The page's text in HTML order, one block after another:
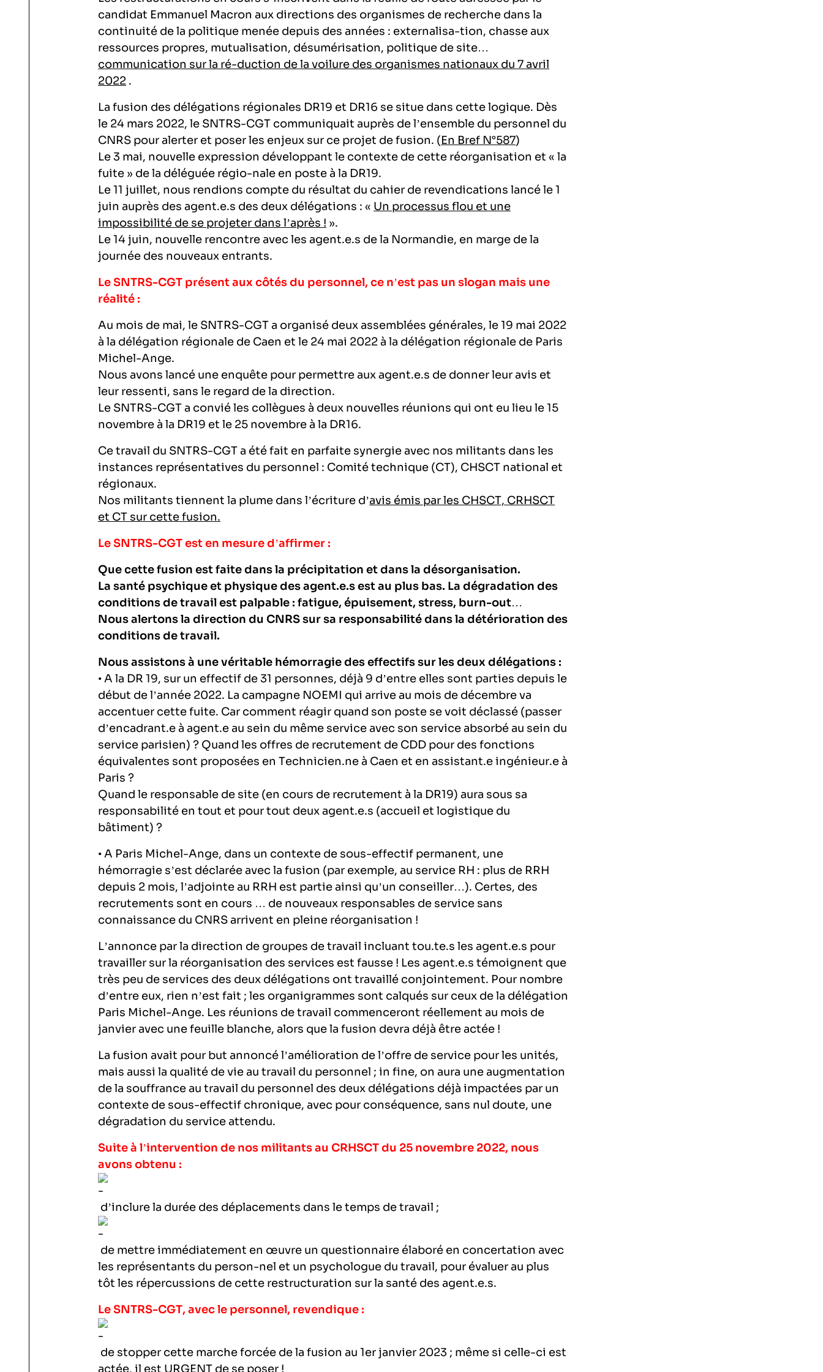
candidat Emmanuel Macron aux directions des organismes de recherche dans la
continuité de la politique menée depuis des années : externalisa-tion, chasse aux
ressources propres, mutualisation, désumérisation, politique de site…
communication sur la ré-duction de la voilure des organismes nationaux du 7 avril
2022 .
La fusion des délégations régionales DR19 et DR16 se situe dans cette logique. Dès
le 24 mars 2022, le SNTRS-CGT communiquait auprès de l’ensemble du personnel du
CNRS pour alerter et poser les enjeux sur ce projet de fusion. (En Bref N°587)
Le 3 mai, nouvelle expression développant le contexte de cette réorganisation et « la
fuite » de la déléguée régio-nale en poste à la DR19.
Le 11 juillet, nous rendions compte du résultat du cahier de revendications lancé le 1
juin auprès des agent.e.s des deux délégations : « Un processus flou et une
impossibilité de se projeter dans l’après ! ».
Le 14 juin, nouvelle rencontre avec les agent.e.s de la Normandie, en marge de la
journée des nouveaux entrants.
Le SNTRS-CGT présent aux côtés du personnel, ce n’est pas un slogan mais une
réalité :
Au mois de mai, le SNTRS-CGT a organisé deux assemblées générales, le 19 mai 2022
à la délégation régionale de Caen et le 24 mai 2022 à la délégation régionale de Paris
Michel-Ange.
Nous avons lancé une enquête pour permettre aux agent.e.s de donner leur avis et
leur ressenti, sans le regard de la direction.
Le SNTRS-CGT a convié les collègues à deux nouvelles réunions qui ont eu lieu le 15
novembre à la DR19 et le 25 novembre à la DR16.
Ce travail du SNTRS-CGT a été fait en parfaite synergie avec nos militants dans les
instances représentatives du personnel : Comité technique (CT), CHSCT national et
régionaux.
Nos militants tiennent la plume dans l’écriture d’avis émis par les CHSCT, CRHSCT
et CT sur cette fusion.
Le SNTRS-CGT est en mesure d’affirmer :
Que cette fusion est faite dans la précipitation et dans la désorganisation.
La santé psychique et physique des agent.e.s est au plus bas. La dégradation des
conditions de travail est palpable : fatigue, épuisement, stress, burn-out…
Nous alertons la direction du CNRS sur sa responsabilité dans la détérioration des
conditions de travail.
Nous assistons à une véritable hémorragie des effectifs sur les deux délégations :
• A la DR 19, sur un effectif de 31 personnes, déjà 9 d’entre elles sont parties depuis le
début de l’année 2022. La campagne NOEMI qui arrive au mois de décembre va
accentuer cette fuite. Car comment réagir quand son poste se voit déclassé (passer
d’encadrant.e à agent.e au sein du même service avec son service absorbé au sein du
service parisien) ? Quand les offres de recrutement de CDD pour des fonctions
équivalentes sont proposées en Technicien.ne à Caen et en assistant.e ingénieur.e à
Paris ?
Quand le responsable de site (en cours de recrutement à la DR19) aura sous sa
responsabilité en tout et pour tout deux agent.e.s (accueil et logistique du
bâtiment) ?
• A Paris Michel-Ange, dans un contexte de sous-effectif permanent, une
hémorragie s’est déclarée avec la fusion (par exemple, au service RH : plus de RRH
depuis 2 mois, l’adjointe au RRH est partie ainsi qu’un conseiller…). Certes, des
recrutements sont en cours … de nouveaux responsables de service sans
connaissance du CNRS arrivent en pleine réorganisation !
L’annonce par la direction de groupes de travail incluant tou.te.s les agent.e.s pour
travailler sur la réorganisation des services est fausse ! Les agent.e.s témoignent que
très peu de services des deux délégations ont travaillé conjointement. Pour nombre
d’entre eux, rien n’est fait ; les organigrammes sont calqués sur ceux de la délégation
Paris Michel-Ange. Les réunions de travail commenceront réellement au mois de
janvier avec une feuille blanche, alors que la fusion devra déjà être actée !
La fusion avait pour but annoncé l’amélioration de l’offre de service pour les unités,
mais aussi la qualité de vie au travail du personnel ; in fine, on aura une augmentation
de la souffrance au travail du personnel des deux délégations déjà impactées par un
contexte de sous-effectif chronique, avec pour conséquence, sans nul doute, une
dégradation du service attendu.
Suite à l’intervention de nos militants au CRHSCT du 25 novembre 2022, nous
avons obtenu :
d’inclure la durée des déplacements dans le temps de travail ;
de mettre immédiatement en œuvre un questionnaire élaboré en concertation avec
les représentants du person-nel et un psychologue du travail, pour évaluer au plus
tôt les répercussions de cette restructuration sur la santé des agent.e.s.
Le SNTRS-CGT, avec le personnel, revendique :
de stopper cette marche forcée de la fusion au 1er janvier 2023 ; même si celle-ci est
actée, il est URGENT de se poser !